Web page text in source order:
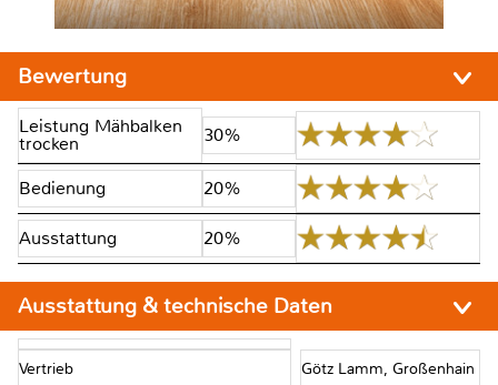
Bewertung
Leistung Mähbalken
trocken 30%
Bedienung 20%
Ausstattung 20%
Ausstattung & technische Daten
Vertrieb Götz Lamm, Großenhain